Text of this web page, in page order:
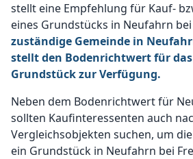
stellt eine Empfehlung für Kauf-
eines Grundstücks in Neufahrn bei
zuständige Gemeinde in
stellt den Bodenrichtwert für
Grundstück zur Verfügung.
Neben dem Bodenrichtwert für
sollten Kaufinteressenten auch
Vergleichsobjekten suchen, um
ein Grundstück in Neufahrn bei